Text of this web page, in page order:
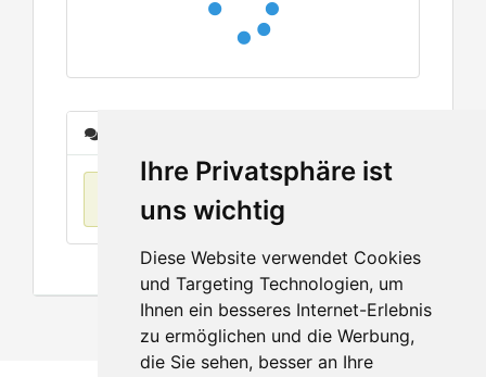
Ihre Privatsphäre ist
uns wichtig
Diese Website verwendet Cookies
und Targeting Technologien, um
Ihnen ein besseres Internet-Erlebnis
zu ermöglichen und die Werbung,
die Sie sehen, besser an Ihre
No items found